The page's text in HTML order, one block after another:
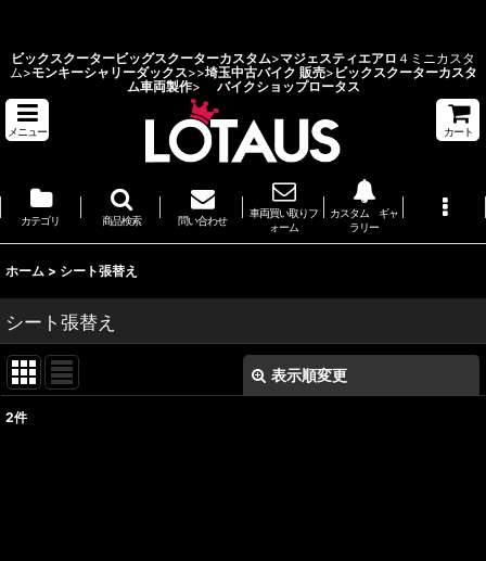
ビックスクータービッグスクーターカスタム>マジェスティエアロ ４ミニカスタ
ム>モンキーシャリーダックス>>埼玉中古バイク 販売> ビックスクーターカスタ
ム車両製作> バイクショップロータス
メニュー カート
カテゴリ 商品検索 問い合わせ
車両買い取りフ
ォーム
カスタム ギャ
ラリー
ホーム > シート張替え
シート張替え
表示順変更
2件